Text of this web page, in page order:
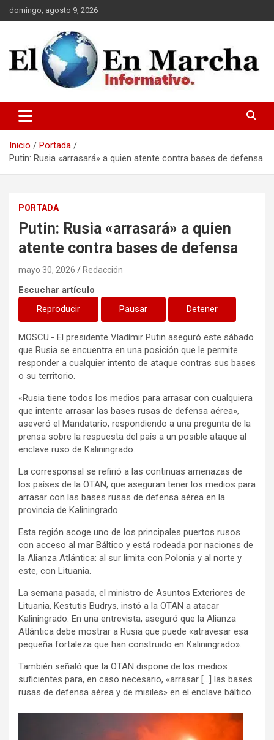
Saltar
al
domingo, agosto 9, 2026
elmundoenmarcha.net
Inicio
Portada
Putin: Rusia «arrasará» a quien atente contra bases de defensa
PORTADA
Putin: Rusia «arrasará» a quien
atente contra bases de defensa
mayo 30, 2026 Redacción
Escuchar artículo
Reproducir
Pausar Detener
MOSCU.- El presidente Vladímir Putin aseguró este sábado
que Rusia se encuentra en una posición que le permite
responder a cualquier intento de ataque contras sus bases
o su territorio.
«Rusia tiene todos los medios para arrasar con cualquiera
que intente arrasar las bases rusas de defensa aérea»,
aseveró el Mandatario, respondiendo a una pregunta de la
prensa sobre la respuesta del país a un posible ataque al
enclave ruso de Kaliningrado.
La corresponsal se refirió a las continuas amenazas de
los países de la OTAN, que aseguran tener los medios para
arrasar con las bases rusas de defensa aérea en la
provincia de Kaliningrado.
Esta región acoge uno de los principales puertos rusos
con acceso al mar Báltico y está rodeada por naciones de
la Alianza Atlántica: al sur limita con Polonia y al norte y
este, con Lituania.
La semana pasada, el ministro de Asuntos Exteriores de
Lituania, Kestutis Budrys, instó a la OTAN a atacar
Kaliningrado. En una entrevista, aseguró que la Alianza
Atlántica debe mostrar a Rusia que puede «atravesar esa
pequeña fortaleza que han construido en Kaliningrado».
También señaló que la OTAN dispone de los medios
suficientes para, en caso necesario, «arrasar […] las bases
rusas de defensa aérea y de misiles» en el enclave báltico.